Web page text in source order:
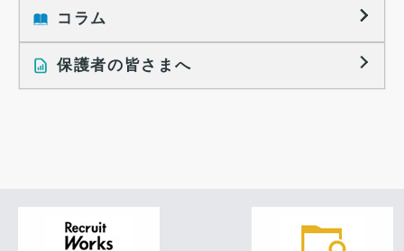
大学生の地域間移動レポート
就職活動に関するレポート
就職活動と入社後の就業
就業レディネス研究
コラム
インタビュー記事
保護者の皆さまへ